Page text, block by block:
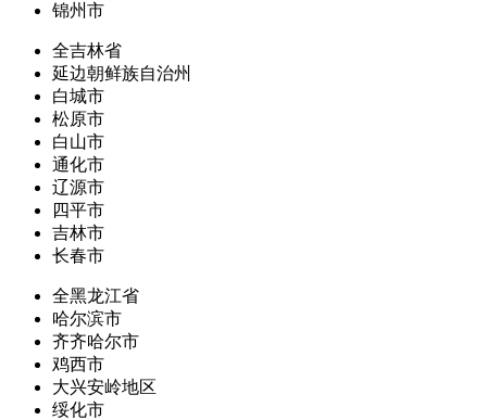
锦州市
全吉林省
延边朝鲜族自治州
白城市
松原市
白山市
通化市
辽源市
四平市
吉林市
长春市
全黑龙江省
哈尔滨市
齐齐哈尔市
鸡西市
大兴安岭地区
绥化市